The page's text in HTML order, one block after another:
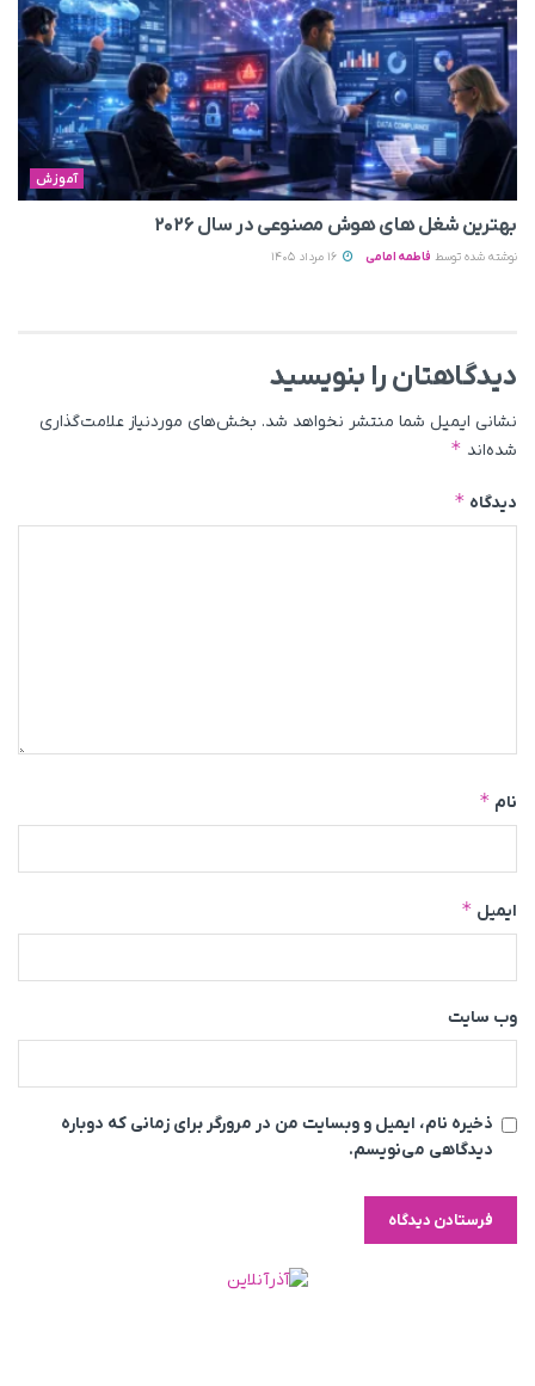
آموزش
بهترین شغل های هوش مصنوعی در سال ۲۰۲۶
نوشته شده توسط فاطمه امامی
دیدگاهتان را بنویسید
نشانی ایمیل شما منتشر نخواهد شد. بخش‌های موردنیاز علامت‌گذاری
شده‌اند *
دیدگاه *
نام *
ایمیل *
وب‌ سایت
ذخیره نام، ایمیل و وبسایت من در مرورگر برای زمانی که دوباره
دیدگاهی می‌نویسم.